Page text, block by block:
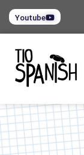
Youtube